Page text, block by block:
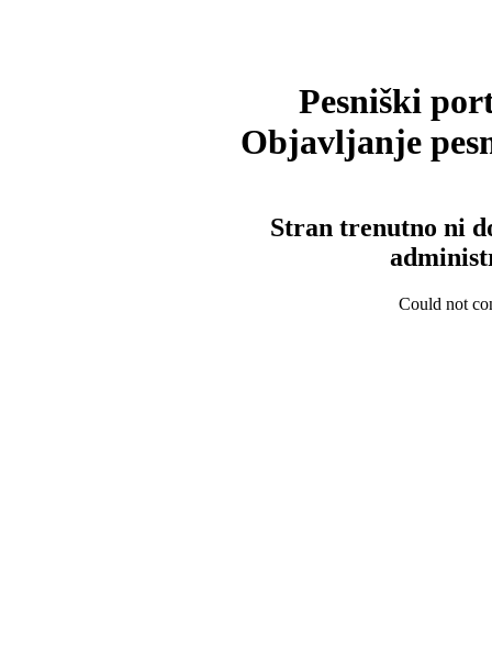
Pesniški
Objavljanje
Stran trenutno ni
Could not